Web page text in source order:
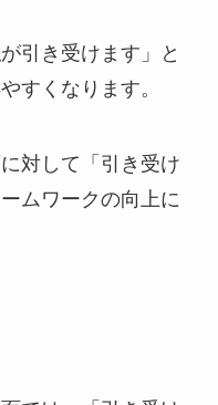
引き受けます」と
すくなります。
対して「引き受け
ムワークの向上に